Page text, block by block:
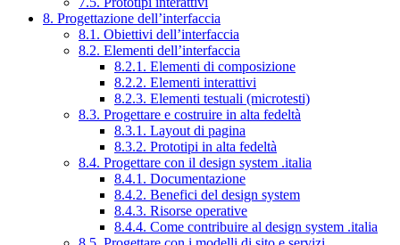
8. Progettazione dell’interfaccia
8.1. Obiettivi dell’interfaccia
8.2. Elementi dell’interfaccia
8.2.1. Elementi di composizione
8.2.2. Elementi interattivi
8.2.3. Elementi testuali (microtesti)
8.3. Progettare e costruire in alta fedeltà
8.3.1. Layout di pagina
8.3.2. Prototipi in alta fedeltà
8.4. Progettare con il design system .italia
8.4.1. Documentazione
8.4.2. Benefici del design system
8.4.3. Risorse operative
8.4.4. Come contribuire al design system .italia